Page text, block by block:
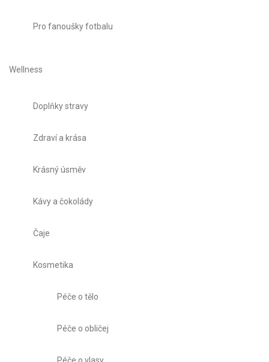
Pro fanoušky fotbalu
Wellness
Doplňky stravy
Zdraví a krása
Krásný úsměv
Kávy a čokolády
Čaje
Kosmetika
Péče o tělo
Péče o obličej